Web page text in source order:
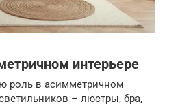
интерьере
роль в асимметричном
– люстры, бра,